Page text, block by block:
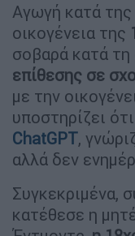
Αγωγή κατά της
οικογένεια της
σοβαρά κατά τη
επίθεσης σε
με την
υποστηρίζει
ChatGPT,
αλλά δεν
Συγκεκριμένα,
κατέθεσε η